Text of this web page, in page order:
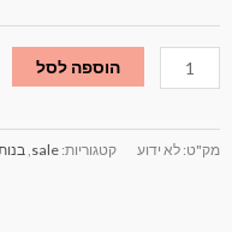
הוספה לסל
מק"ט:לא ידוע קטגוריות:sale
,בנות,